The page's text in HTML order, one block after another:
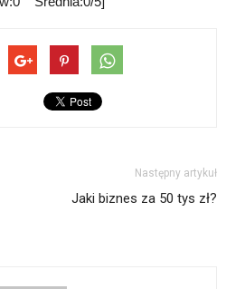
Następny artykuł
Jaki biznes za 50 tys zł?